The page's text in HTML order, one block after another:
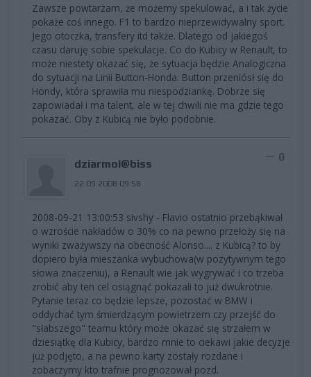
Zawsze powtarzam, że możemy spekulować, a i tak życie
pokaże coś innego. F1 to bardzo nieprzewidywalny sport.
Jego otoczka, transfery itd także. Dlatego od jakiegoś
czasu daruję sobie spekulacje. Co do Kubicy w Renault, to
może niestety okazać się, że sytuacja będzie Analogiczna
do sytuacji na Linii Button-Honda. Button przeniósł się do
Hondy, która sprawiła mu niespodziankę. Dobrze się
zapowiadał i ma talent, ale w tej chwili nie ma gdzie tego
pokazać. Oby z Kubicą nie było podobnie.
dziarmol@biss
22.09.2008 09:58
0
2008-09-21 13:00:53 sivshy - Flavio ostatnio przebąkiwał
o wzroście nakładów o 30% co na pewno przełoży się na
wyniki zważywszy na obecność Alonso.... z Kubicą? to by
dopiero była mieszanka wybuchowa(w pozytywnym tego
słowa znaczeniu), a Renault wie jak wygrywać i co trzeba
zrobić aby ten cel osiągnąć pokazali to już dwukrotnie.
Pytanie teraz co będzie lepsze, pozostać w BMW i
oddychać tym śmierdzącym powietrzem czy przejść do
"słabszego" teamu który może okazać się strzałem w
dziesiątkę dla Kubicy, bardzo mnie to ciekawi jakie decyzje
już podjęto, a na pewno karty zostały rozdane i
zobaczymy kto trafnie prognozował pozd.